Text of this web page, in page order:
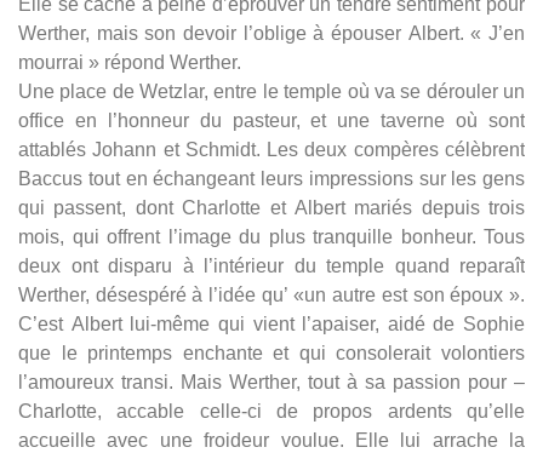
Elle se cache à peine d’éprouver un tendre sentiment pour
Werther, mais son devoir l’oblige à épouser Albert. « J’en
mourrai » répond Werther.
Une place de Wetzlar, entre le temple où va se dérouler un
office en l’honneur du pasteur, et une taverne où sont
attablés Johann et Schmidt. Les deux compères célèbrent
Baccus tout en échangeant leurs impressions sur les gens
qui passent, dont Charlotte et Albert mariés depuis trois
mois, qui offrent l’image du plus tranquille bonheur. Tous
deux ont disparu à l’intérieur du temple quand reparaît
Werther, désespéré à l’idée qu’ «un autre est son époux ».
C’est Albert lui-même qui vient l’apaiser, aidé de Sophie
que le printemps enchante et qui consolerait volontiers
l’amoureux transi. Mais Werther, tout à sa passion pour –
Charlotte, accable celle-ci de propos ardents qu’elle
accueille avec une froideur voulue. Elle lui arrache la